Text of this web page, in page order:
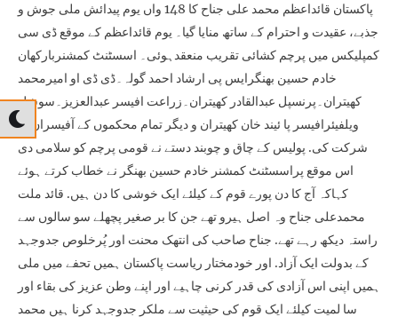
پاکستان قائداعظم محمد علی جناح کا 148 واں یوم پیدائش ملی جوش و
جذبے، عقیدت و احترام کے ساتھ منایا گیا۔ یوم قائداعظم کے موقع ڈی سی
کمپلیکس میں پرچم کشائی تقریب منعقدہوئی۔ اسسٹنٹ کمشنربارکھان
خادم حسین بھنگرایس پی ارشاد احمد گولہ۔ڈی ڈی او امیرمحمد
کھیتران۔پرنسپل عبدالقادر کھیتران۔زراعت افیسر عبدالعزیز۔سوشل
ویلفیئرافیسر پا ئیند خان کھیتران و دیگر تمام محکموں کے آفیسراں نے
شرکت کی. پولیس کے چاق و چوبند دستے نے قومی پرچم کو سلامی دی
اس موقع پراسسٹنٹ کمشنر خادم حسین بھنگر نے خطاب کرتے ہوئے
کہاکہ آج کا دن پورے قوم کے کیلئے ایک خوشی کا دن ہیں. قائد ملت
محمدعلی جناح وہ اصل ہیرو تھے جن کا بر صغیر پچھلے سو سالوں سے
راستہ دیکھ رہے تھے. جناح صاحب کی انتھک محنت اور پُرخلوص جدوجہد
کے بدولت ایک آزاد. اور خودمختار ریاست پاکستان ہمیں تحفے میں ملی
ہمیں اپنی اس آزادی کی قدر کرنی چاہیے اور اپنے وطن عزیز کی بقاء اور
سا لمیت کیلئے ایک قوم کی حیثیت سے ملکر جدوجہد کرنا ہیں محمد